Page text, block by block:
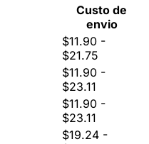
Custo de
envio
$11.90 -
$21.75
$11.90 -
$23.11
$11.90 -
$23.11
$19.24 -